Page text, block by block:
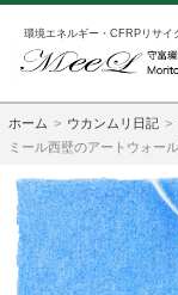
環境エネルギー・CFRPリサイ
ホーム ウカンムリ日記
ミール西壁のアートウォー